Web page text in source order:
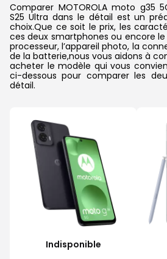
Comparer MOTOROLA moto g35
S25 Ultra dans le détail est un
choix.Que ce soit le prix, les
ces deux smartphones ou encore le
processeur, l’appareil photo, la
de la batterie,nous vous aidons à
acheter le modèle qui vous
ci-dessous pour comparer les
détail.
Indisponible